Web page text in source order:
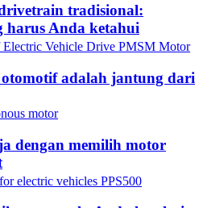
tradisional:
harus Anda ketahui
adalah jantung dari
dengan memilih motor